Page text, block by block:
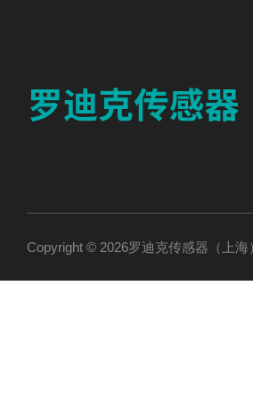
Copyright © 2026罗迪克传感器（上